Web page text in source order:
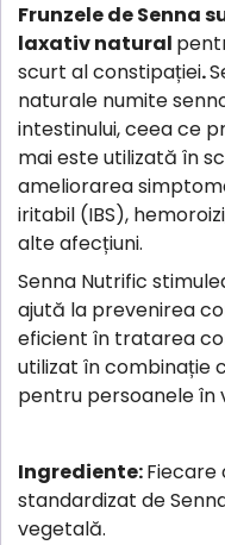
Frunzele de Senna
laxativ natural
scurt al constipației.
naturale numite
intestinului, ceea ce
mai este utilizată în
ameliorarea
iritabil (IBS),
alte afecțiuni.
Senna Nutrific
ajută la prevenirea
eficient în tratarea
utilizat în combinație
pentru persoanele în
Ingrediente:Fiecare
standardizat de
vegetală.